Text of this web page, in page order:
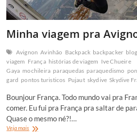
Minha viagem pra
Avignon Avinhão Backpack backpacker
viagem França histórias de viagem Ive Chueire
Gaya mochileira paraquedas paraquedismo
gard pontos turisticos Pujaut skydive Skydive
Bounjour França. Todo mundo vai pra
comer. Eu fui pra França pra saltar de
Quase o mesmo né?!…
Veja maisMinha